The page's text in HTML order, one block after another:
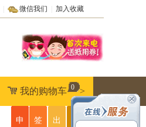
微信我们 加入收藏
我的购物车 >
0
申
签
出
无
一